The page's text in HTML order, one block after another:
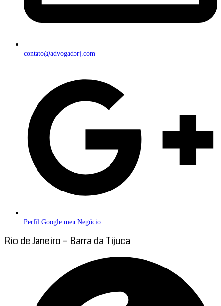
contato@advogadorj.com
Perfil Google meu Negócio
Rio de Janeiro – Barra da Tijuca